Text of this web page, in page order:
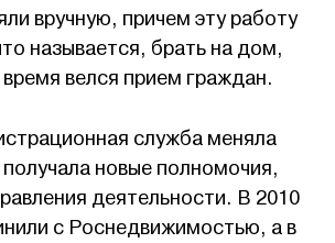
вручную, причем эту работу
называется, брать на дом,
велся прием граждан.
служба меняла
новые полномочия,
деятельности. В 2010
с Роснедвижимостью, а в